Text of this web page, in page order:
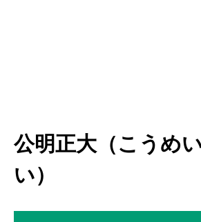
公明正大（こうめ
い）